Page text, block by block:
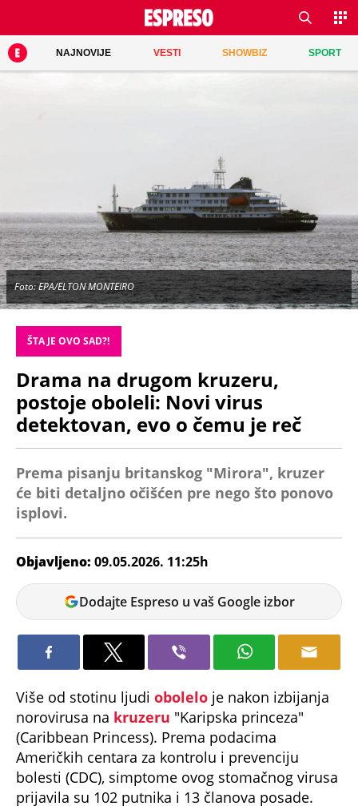
NAJNOVIJE VESTI SHOWBIZ SPORT
Foto: EPA/ELTON MONTEIRO
ŠTA JE OVO SAD?!
Drama na drugom kruzeru,
postoje oboleli: Novi virus
detektovan, evo o čemu je reč
Prema pisanju britanskog "Mirora", kruzer
će biti detaljno očišćen pre nego što ponovo
isplovi.
Objavljeno: 09.05.2026. 11:25h
Dunja
Čavić
Dodajte Espreso u vaš Google izbor
Više od stotinu ljudi obolelo je nakon izbijanja
norovirusa na kruzeru "Karipska princeza"
(Caribbean Princess). Prema podacima
Američkih centara za kontrolu i prevenciju
bolesti (CDC), simptome ovog stomačnog virusa
prijavila su 102 putnika i 13 članova posade.